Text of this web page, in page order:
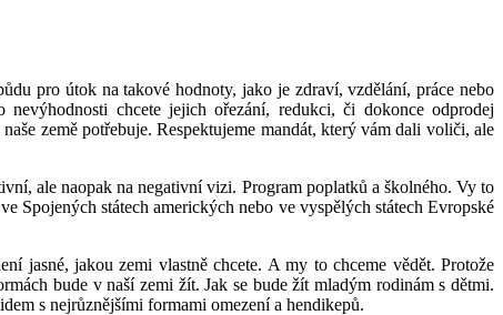
pro útok na takové hodnoty, jako je zdraví, vzdělání, práce nebo
chcete jejich ořezání, redukci, či dokonce odprodej
země potřebuje. Respektujeme mandát, který vám dali voliči, ale
ale naopak na negativní vizi. Program poplatků a školného. Vy to
Spojených státech amerických nebo ve vyspělých státech Evropské
jasné, jakou zemi vlastně chcete. A my to chceme vědět. Protože
bude v naší zemi žít. Jak se bude žít mladým rodinám s dětmi.
s nejrůznějšími formami omezení a hendikepů.